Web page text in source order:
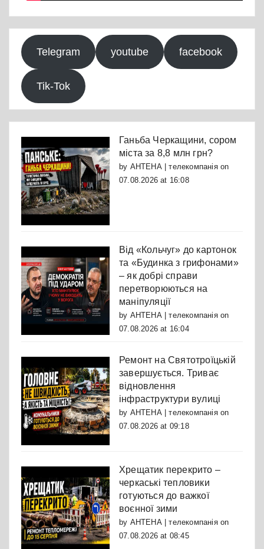
Telegram youtube facebook
Tik-Tok
Ганьба Черкащини, сором
міста за 8,8 млн грн?
by АНТЕНА | телекомпаніяon
07.08.2026 at 16:08
Від «Кольчуг» до картонок
та «Будинка з грифонами»
– як добрі справи
перетворюються на
маніпуляції
by АНТЕНА | телекомпаніяon
07.08.2026 at 16:04
Ремонт на Святотроїцькій
завершується. Триває
відновлення
інфраструктури вулиці
by АНТЕНА | телекомпаніяon
07.08.2026 at 09:18
Хрещатик перекрито –
черкаські тепловики
готуються до важкої
воєнної зими
by АНТЕНА | телекомпаніяon
07.08.2026 at 08:45